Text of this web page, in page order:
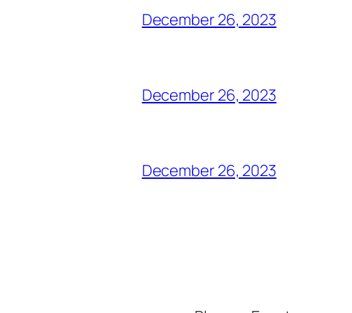
December 26, 2023
December 26, 2023
December 26, 2023